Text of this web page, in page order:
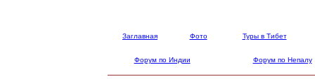
Заглавная Фото Туры в Тибет
Форум по Индии Форум по Непалу